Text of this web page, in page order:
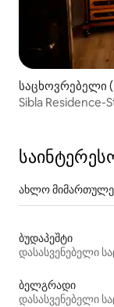
საცხოვრებელი
Sibla Residence-
ახლო
ბუდაპეშტი
ბელგრადი